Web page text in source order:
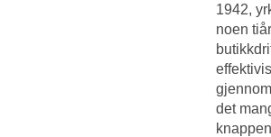
1942,
noen
det